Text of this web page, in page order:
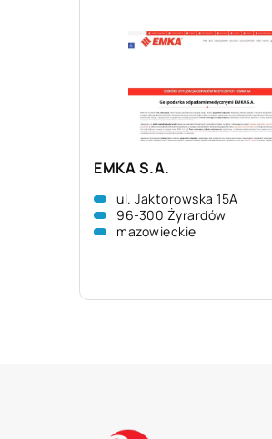
EMKA S.A.
ul. Jaktorowska 15A
96-300 Żyrardów
mazowieckie